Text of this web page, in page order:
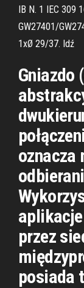
IB N. 1 IEC 309
GW27401/
1xØ 29/37. Idź
Gniazdo
oznacza
przez
posiada